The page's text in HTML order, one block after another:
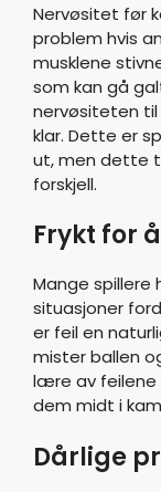
Nervøsitet før
problem hvis
musklene
som kan gå
nervøsiteten til
klar. Dette er
ut, men dette
forskjell.
Frykt for
Mange spillere
situasjoner
er feil en
mister ballen
lære av feilene
dem midt i
Dårlige